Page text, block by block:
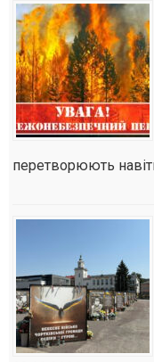
перетворюють